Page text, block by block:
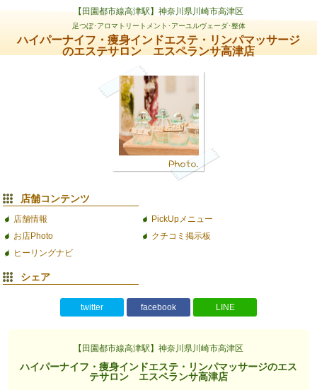
【田園都市線高津駅】神奈川県川崎市高津区
足つぼ･アロマトリートメント･アーユルヴェーダ･整体
ハイパーナイフ・痩身インドエステ・リンパマッサージ
のエステサロン エスペランサ高津店
店舗コンテンツ
店舗情報
PickUpメニュー
お店Photo
クチコミ掲示板
ヒーリングナビ
シェア
twitter facebook LINE
【田園都市線高津駅】神奈川県川崎市高津区
ハイパーナイフ・痩身インドエステ・リンパマッサージのエス
テサロン エスペランサ高津店